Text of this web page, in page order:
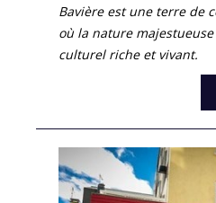
Bavière est une terre de
où la nature
culturel riche et vivant.